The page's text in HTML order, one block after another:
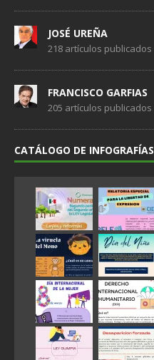
JOSÉ UREÑA
218 artículos publicados
FRANCISCO GARFIAS
205 artículos publicados
CATÁLOGO DE INFOGRAFÍAS